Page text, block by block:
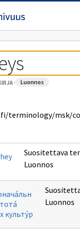
· luonnos
terminology/msk/
Suositettava
Luonnos
культýр
Luonnos